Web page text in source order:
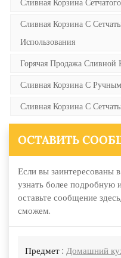
Сливная Корзина С
Использования
Горячая Продажа Сливной
Сливная Корзина С
Сливная Корзина С
ОСТАВИТЬ
Если вы заинтересованы
узнать более
оставьте сообщение
сможем.
Предмет : Домашний